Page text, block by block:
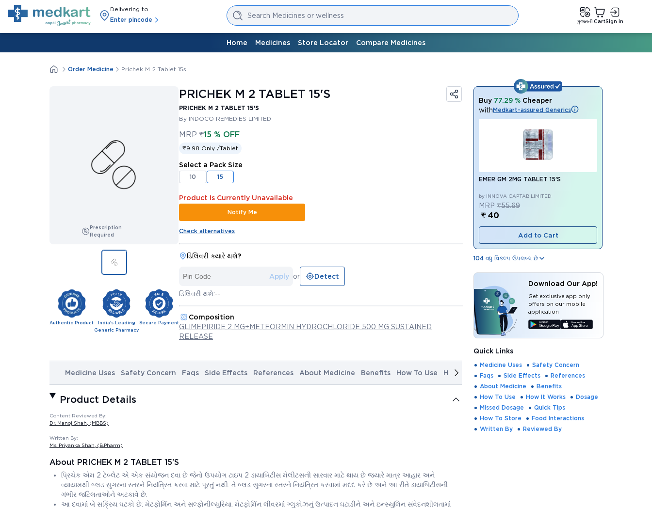
Delivering to
Enter pincode
Search Medicines or wellness
ગુજરાતી CartSign in
Home Medicines Store Locator Compare Medicines
Order Medicine Prichek M 2 Tablet 15s
Prescription
Required
Authentic Product
India's Leading
Generic Pharmacy
Secure Payment
PRICHEK M 2 TABLET 15'S
PRICHEK M 2 TABLET 15'S
By INDOCO REMEDIES LIMITED
MRP ₹15 % OFF
₹9.98 Only /Tablet
Select a Pack Size
10 15
Product Is Currently Unavailable
Notify Me
Check alternatives
ડિલિવરી ક્યારે થશે?
Apply or Detect
ડિલિવરી થશે:--
Composition
GLIMEPIRIDE 2 MG+METFORMIN HYDROCHLORIDE 500 MG SUSTAINED
RELEASE
Medicine Uses Safety Concern Faqs Side Effects References About Medicine Benefits How To Use How It Works Dosage Missed Dosage
Product Details
Content Reviewed By:
Dr. Manoj Shah, (MBBS)
Written By:
Ms. Priyanka Shah, (B.Pharm)
About PRICHEK M 2 TABLET 15'S
પ્રિચેક એમ 2 ટેબ્લેટ એ એક સંયોજન દવા છે જેનો ઉપયોગ ટાઇપ 2 ડાયાબિટીસ મેલીટસની સારવાર માટે થાય છે જ્યારે માત્ર આહાર અને
વ્યાયામથી બ્લડ સુગરના સ્તરને નિયંત્રિત કરવા માટે પૂરતું નથી. તે બ્લડ સુગરના સ્તરને નિયંત્રિત કરવામાં મદદ કરે છે અને આ રીતે ડાયાબિટીસની
ગંભીર જટિલતાઓને અટકાવે છે.
આ દવામાં બે સક્રિય ઘટકો છે: મેટફોર્મિન અને સલ્ફોનીલ્યુરિયા. મેટફોર્મિન લીવરમાં ગ્લુકોઝનું ઉત્પાદન ઘટાડીને અને ઇન્સ્યુલિન સંવેદનશીલતામાં
Buy 77.29 % Cheaper
withMedkart-assured Generics
EMER GM 2MG TABLET 15'S
by INNOVA CAPTAB LIMITED
MRP ₹55.69
₹ 40
Add to Cart
104 વધુ વિકલ્પ ઉપલબ્ધ છે
Download Our App!
Get exclusive app only
offers on our mobile
application
Quick Links
Medicine Uses
Safety Concern
Faqs
Side Effects
References
About Medicine
Benefits
How To Use
How It Works
Dosage
Missed Dosage
Quick Tips
How To Store
Food Interactions
Written By
Reviewed By